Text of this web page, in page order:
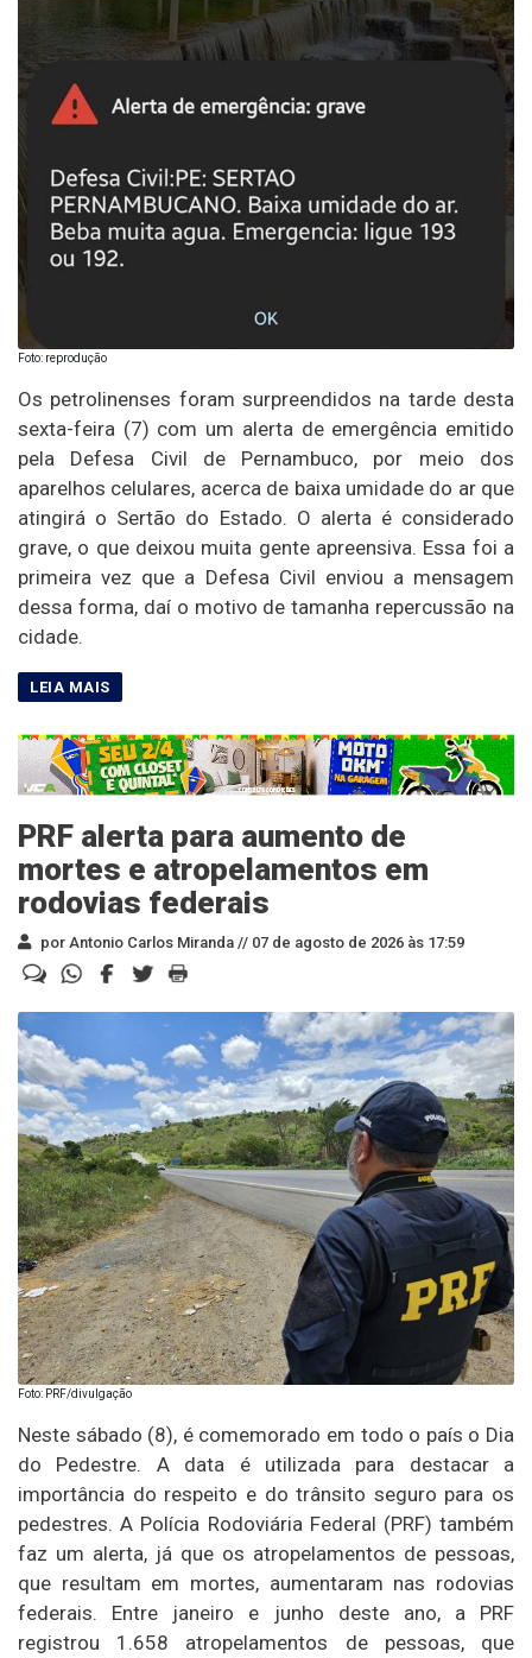
Foto: reprodução
Os petrolinenses foram surpreendidos na tarde desta
sexta-feira (7) com um alerta de emergência emitido
pela Defesa Civil de Pernambuco, por meio dos
aparelhos celulares, acerca de baixa umidade do ar que
atingirá o Sertão do Estado. O alerta é considerado
grave, o que deixou muita gente apreensiva. Essa foi a
primeira vez que a Defesa Civil enviou a mensagem
dessa forma, daí o motivo de tamanha repercussão na
cidade.
PRF alerta para aumento de
mortes e atropelamentos em
rodovias federais
por Antonio Carlos Miranda // 07 de agosto de 2026 às 17:59
Foto: PRF/divulgação
Neste sábado (8), é comemorado em todo o país o Dia
do Pedestre. A data é utilizada para destacar a
importância do respeito e do trânsito seguro para os
pedestres. A Polícia Rodoviária Federal (PRF) também
faz um alerta, já que os atropelamentos de pessoas,
que resultam em mortes, aumentaram nas rodovias
federais. Entre janeiro e junho deste ano, a PRF
registrou 1.658 atropelamentos de pessoas, que